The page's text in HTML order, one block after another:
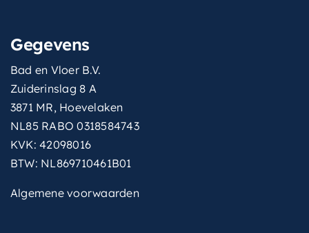
Gegevens
Bad en Vloer B.V.
Zuiderinslag 8 A
3871 MR, Hoevelaken
NL85 RABO 0318584743
KVK: 42098016
BTW: NL869710461B01
Algemene voorwaarden